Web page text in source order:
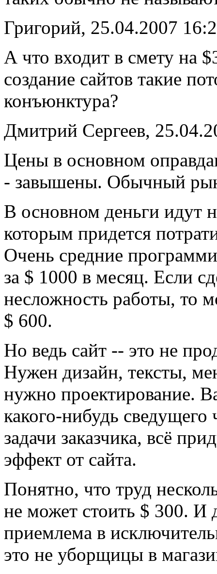
Григорий, 25.04.2007
А что входит в смету на
создание сайтов такие
конъюнктура?
Дмитрий Сергеев,
Цены в основном
- завышены. Обычный
В основном деньги идут
которым придется
Очень средние
за $ 1000 в месяц. Если
несложность работы, то
$ 600.
Но ведь сайт -- это не
Нужен дизайн, тексты,
нужно проектирование.
какого-нибудь сведущего
задачи заказчика, всё
эффект от сайта.
Понятно, что труд
не может стоить $ 300. И
приемлема в
это не уборщицы в